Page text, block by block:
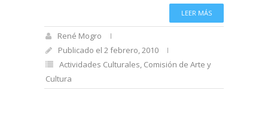
LEER MÁS
René Mogro
Publicado el 2 febrero, 2010
Actividades Culturales, Comisión de Arte y
Cultura